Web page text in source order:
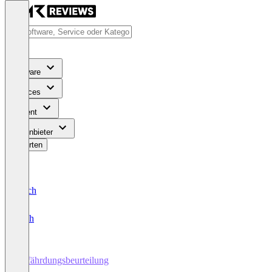
Software
Services
Content
Für Anbieter
Bewerten
Deutsch
English
Gefährdungsbeurteilung